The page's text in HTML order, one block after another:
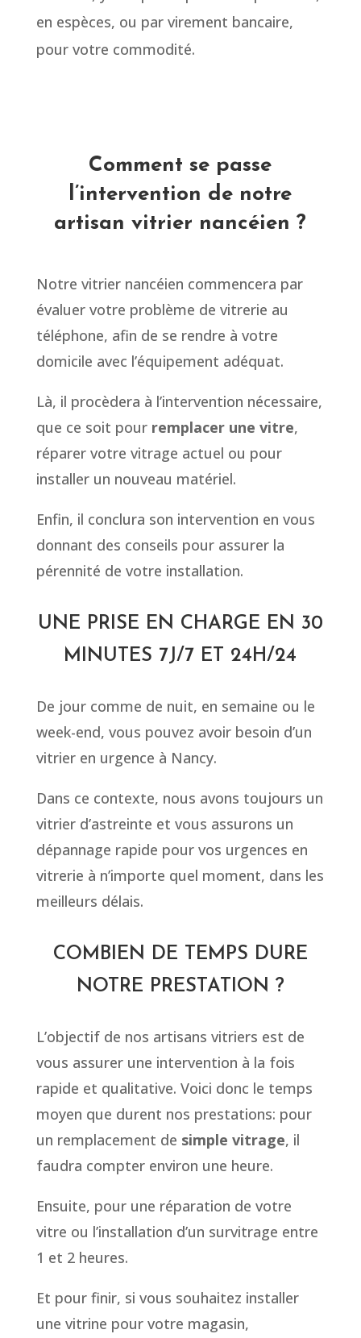
en espèces, ou par virement bancaire,
pour votre commodité.
Comment se passe
l’intervention de notre
artisan vitrier nancéien ?
Notre vitrier nancéien commencera par
évaluer votre problème de vitrerie au
téléphone, afin de se rendre à votre
domicile avec l’équipement adéquat.
Là, il procèdera à l’intervention nécessaire,
que ce soit pour remplacer une vitre,
réparer votre vitrage actuel ou pour
installer un nouveau matériel.
Enfin, il conclura son intervention en vous
donnant des conseils pour assurer la
pérennité de votre installation.
UNE PRISE EN CHARGE EN 30
MINUTES 7J/7 ET 24H/24
De jour comme de nuit, en semaine ou le
week-end, vous pouvez avoir besoin d’un
vitrier en urgence à Nancy.
Dans ce contexte, nous avons toujours un
vitrier d’astreinte et vous assurons un
dépannage rapide pour vos urgences en
vitrerie à n’importe quel moment, dans les
meilleurs délais.
COMBIEN DE TEMPS DURE
NOTRE PRESTATION ?
L’objectif de nos artisans vitriers est de
vous assurer une intervention à la fois
rapide et qualitative. Voici donc le temps
moyen que durent nos prestations: pour
un remplacement de simple vitrage, il
faudra compter environ une heure.
Ensuite, pour une réparation de votre
vitre ou l’installation d’un survitrage entre
1 et 2 heures.
Et pour finir, si vous souhaitez installer
une vitrine pour votre magasin,